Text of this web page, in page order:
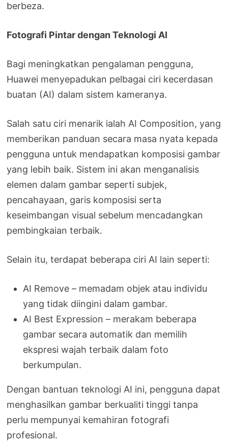
berbeza.
Fotografi Pintar dengan Teknologi AI
Bagi meningkatkan pengalaman pengguna,
Huawei menyepadukan pelbagai ciri kecerdasan
buatan (AI) dalam sistem kameranya.
Salah satu ciri menarik ialah AI Composition, yang
memberikan panduan secara masa nyata kepada
pengguna untuk mendapatkan komposisi gambar
yang lebih baik. Sistem ini akan menganalisis
elemen dalam gambar seperti subjek,
pencahayaan, garis komposisi serta
keseimbangan visual sebelum mencadangkan
pembingkaian terbaik.
Selain itu, terdapat beberapa ciri AI lain seperti:
AI Remove – memadam objek atau individu
yang tidak diingini dalam gambar.
AI Best Expression – merakam beberapa
gambar secara automatik dan memilih
ekspresi wajah terbaik dalam foto
berkumpulan.
Dengan bantuan teknologi AI ini, pengguna dapat
menghasilkan gambar berkualiti tinggi tanpa
perlu mempunyai kemahiran fotografi
profesional.